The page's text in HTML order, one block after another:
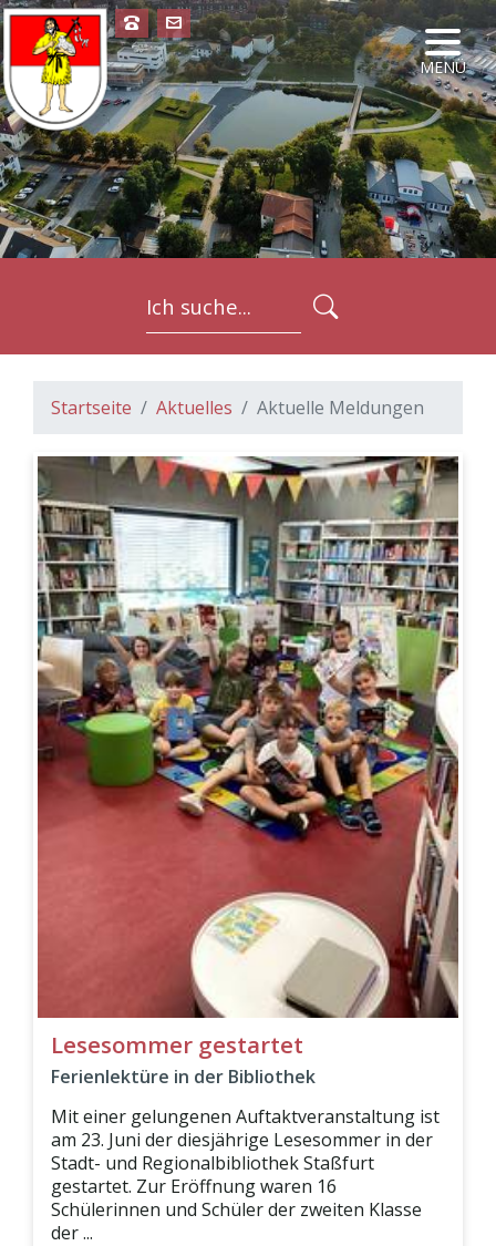
MENÜ
Startseite Aktuelles Aktuelle Meldungen
Lesesommer gestartet
Ferienlektüre in der Bibliothek
Mit einer gelungenen Auftaktveranstaltung ist
am 23. Juni der diesjährige Lesesommer in der
Stadt- und Regionalbibliothek Staßfurt
gestartet. Zur Eröffnung waren 16
Schülerinnen und Schüler der zweiten Klasse
der ...